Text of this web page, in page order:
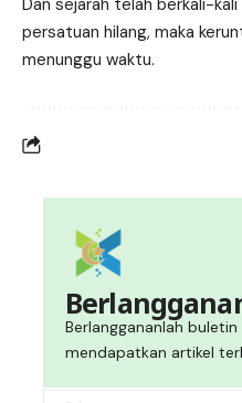
persatuan hilang, maka
menunggu waktu.
Berlanggananlah
mendapatkan artikel